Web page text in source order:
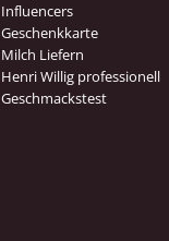
Influencers
Geschenkkarte
Milch Liefern
Henri Willig professionell
Geschmackstest